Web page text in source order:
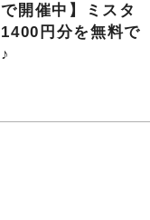
で開催中】ミスタ
円分を無料で